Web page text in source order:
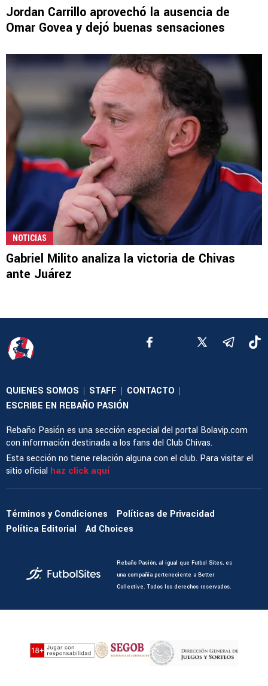
Jordan Carrillo aprovechó la ausencia de
Omar Govea y dejó buenas sensaciones
NOTICIAS
Gabriel Milito analiza la victoria de Chivas
ante Juárez
QUIENES SOMOS | STAFF | CONTACTO |
ESCRIBE EN REBAÑO PASIÓN
Rebaño Pasión es una sección especial del portal Bolavip.com
con información destinada a los fans del Club Chivas.
Esta sección no tiene relación alguna con el club. Para visitar el
sitio oficial haz click aquí
Términos y Condiciones
Políticas de Privacidad
Política Editorial
Ad Choices
Rebaño Pasión, al igual que Futbol Sites, es
una compañía perteneciente a Better
Collective. Todos los derechos reservados.